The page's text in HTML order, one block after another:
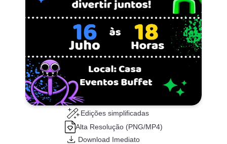
Edições simplificadas
Alta Resolução (PNG/MP4)
Download Imediato